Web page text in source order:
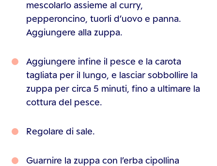
mescolarlo assieme al curry,
pepperoncino, tuorli d’uovo e panna.
Aggiungere alla zuppa.
Aggiungere infine il pesce e la carota
tagliata per il lungo, e lasciar sobbollire la
zuppa per circa 5 minuti, fino a ultimare la
cottura del pesce.
Regolare di sale.
Guarnire la zuppa con l’erba cipollina